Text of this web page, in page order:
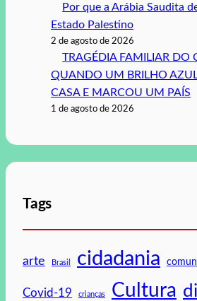
Por que a Arábia Saudita
Estado Palestino
2 de agosto de 2026
TRAGÉDIA FAMILIAR DO
QUANDO UM BRILHO
CASA E MARCOU UM PAÍS
1 de agosto de 2026
Tags
arte Brasil cidadania
Covid-19 crianças Cultura